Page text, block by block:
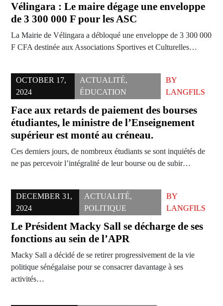
Vélingara : Le maire dégage une enveloppe
de 3 300 000 F pour les ASC
La Mairie de Vélingara a débloqué une enveloppe de 3 300 000
F CFA destinée aux Associations Sportives et Culturelles…
OCTOBER 17,
2024
ACTUALITÉ,
ÉDUCATION
BY
LANGFILS
Face aux retards de paiement des bourses
étudiantes, le ministre de l’Enseignement
supérieur est monté au créneau.
Ces derniers jours, de nombreux étudiants se sont inquiétés de
ne pas percevoir l’intégralité de leur bourse ou de subir…
DECEMBER 31,
2024
ACTUALITÉ,
POLITIQUE
BY
LANGFILS
Le Président Macky Sall se décharge de ses
fonctions au sein de l’APR
Macky Sall a décidé de se retirer progressivement de la vie
politique sénégalaise pour se consacrer davantage à ses
activités…